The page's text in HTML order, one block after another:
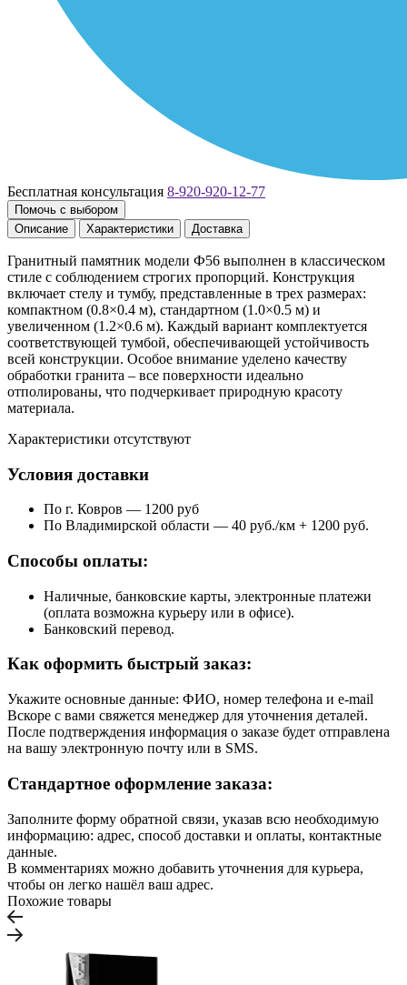
Бесплатная консультация 8-920-920-12-77
Помочь с выбором
Описание
Характеристики Доставка
Гранитный памятник модели Ф56 выполнен в классическом
стиле с соблюдением строгих пропорций. Конструкция
включает стелу и тумбу, представленные в трех размерах:
компактном (0.8×0.4 м), стандартном (1.0×0.5 м) и
увеличенном (1.2×0.6 м). Каждый вариант комплектуется
соответствующей тумбой, обеспечивающей устойчивость
всей конструкции. Особое внимание уделено качеству
обработки гранита – все поверхности идеально
отполированы, что подчеркивает природную красоту
материала.
Характеристики отсутствуют
Условия доставки
По г. Ковров — 1200 руб
По Владимирской области — 40 руб./км + 1200 руб.
Способы оплаты:
Наличные, банковские карты, электронные платежи
(оплата возможна курьеру или в офисе).
Банковский перевод.
Как оформить быстрый заказ:
Укажите основные данные: ФИО, номер телефона и e-mail
Вскоре с вами свяжется менеджер для уточнения деталей.
После подтверждения информация о заказе будет отправлена
на вашу электронную почту или в SMS.
Стандартное оформление заказа:
Заполните форму обратной связи, указав всю необходимую
информацию: адрес, способ доставки и оплаты, контактные
данные.
В комментариях можно добавить уточнения для курьера,
чтобы он легко нашёл ваш адрес.
Похожие товары